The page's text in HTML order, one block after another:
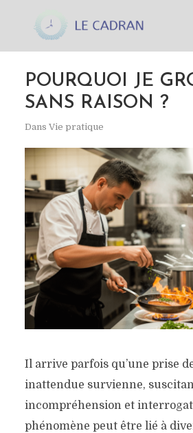
POURQUOI JE
SANS RAISON ?
Dans Vie pratique
Il arrive parfois qu’une prise
inattendue survienne,
incompréhension et
phénomène peut être lié à